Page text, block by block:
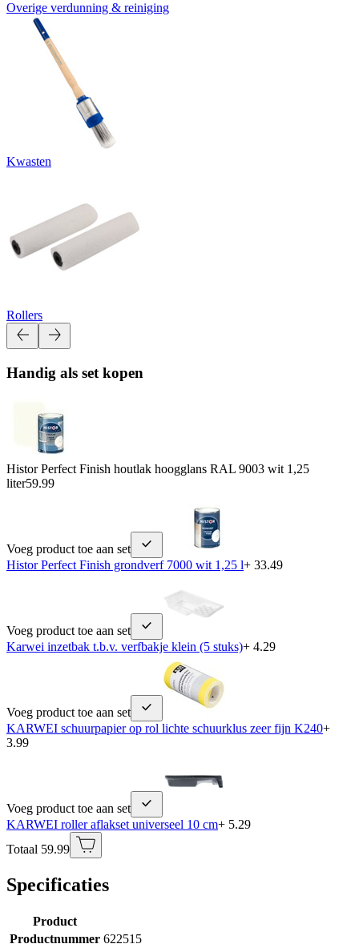
Overige verdunning & reiniging
Kwasten
Rollers
Handig als set kopen
Histor Perfect Finish houtlak hoogglans RAL 9003 wit 1,25
liter59.99
Voeg product toe aan set
Histor Perfect Finish grondverf 7000 wit 1,25 l+ 33.49
Voeg product toe aan set
Karwei inzetbak t.b.v. verfbakje klein (5 stuks)+ 4.29
Voeg product toe aan set
KARWEI schuurpapier op rol lichte schuurklus zeer fijn K240+
3.99
Voeg product toe aan set
KARWEI roller aflakset universeel 10 cm+ 5.29
Totaal 59.99
Specificaties
Product
Productnummer 622515